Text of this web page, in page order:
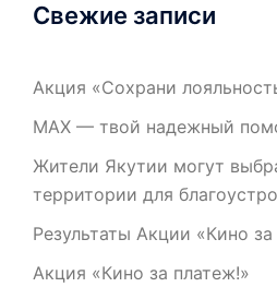
Свежие записи
Акция «Сохрани
МАХ — твой надежный
Жители Якутии могут
территории для
Результаты Акции «Кино
Акция «Кино за платеж!»